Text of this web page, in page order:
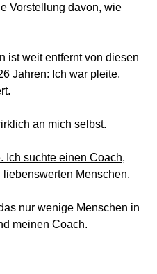
Vorstellung davon, wie
ist weit entfernt von diesen
Jahren: Ich war pleite,
an mich selbst.
Ich suchte einen Coach,
Menschen.
nur wenige Menschen in
meinen Coach.